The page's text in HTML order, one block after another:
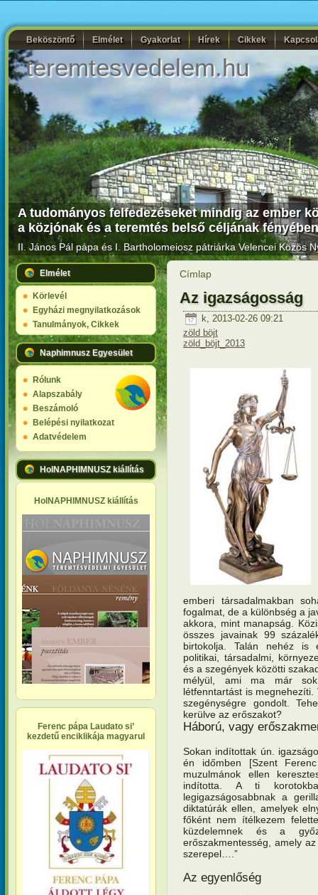
Beköszöntő Elmélet Gyakorlat Hírek Cikkek
teremtesvedelem.hu
A tudományos felfedezéseket mindig az ember
a közjónak és a teremtés belső céljának
II. János Pál pápa és I. Bartholomeiosz pátriárkaVelencei Közös
Elmélet
Körlevél
Egyházi megnyilatkozások
Tanulmányok, Cikkek
Naphimnusz Egyesület
Rólunk
Alapszabály
Beszámoló
Belépési nyilatkozat
Adatvédelem
HolNAPHIMNUSZ kiállítás
HolNAPHIMNUSZ kiállítás
Ferenc pápa Laudato si’
kezdetű enciklikája magyarul
Címlap
Az igazságosság
k, 2013-02-26 09:21
zöld böjt
zöld_böjt_2013
emberi társadalmakban
fogalmat, de a különbség a
akkora, mint manapság.
összes javainak 99
birtokolja. Talán nehéz is
politikai, társadalmi,
és a szegények közötti
mélyül, ami ma már
létfenntartást is
szegénységre gondolt.
kerülve az erőszakot?
Háború, vagy
Sokan indítottak ún.
én időmben [Szent
muzulmánok ellen
indította. A ti
legigazságosabbnak a
diktatúrák ellen, amelyek
főként nem ítélkezem
küzdelemnek és a
erőszakmentesség, amely
szerepel….”
Az egyenlőség